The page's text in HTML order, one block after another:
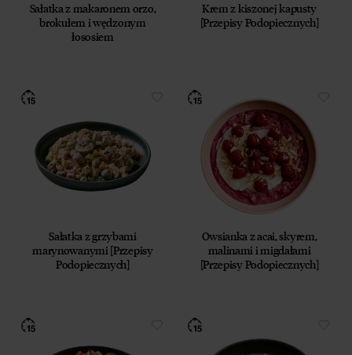
Sałatka z makaronem orzo,
brokułem i wędzonym
łososiem
Krem z kiszonej kapusty
[Przepisy Podopiecznych]
Sałatka z grzybami
marynowanymi [Przepisy
Podopiecznych]
Owsianka z acai, skyrem,
malinami i migdałami
[Przepisy Podopiecznych]